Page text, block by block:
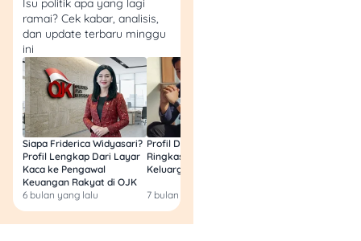
Hal yang perlu dicek
karyawan
Apakah kantor
menetapkan 29 Mei
sebagai cuti kolektif
internal.
Apakah cuti pada 29
Mei akan memotong
saldo cuti tahunan.
Apakah ada jadwal
piket untuk divisi
operasional atau
Isu politik apa yang lagi
ramai? Cek kabar, analisis,
dan update terbaru minggu
ini
Siapa Friderica Widyasari?
Profil Lengkap Dari Layar
Kaca ke Pengawal
Keuangan Rakyat di OJK
6 bulan yang lalu
Profil Darma Mangkuluhur:
Ringkas Latar Belakang
Keluarga dan Bisnisnya
7 bulan yang lalu